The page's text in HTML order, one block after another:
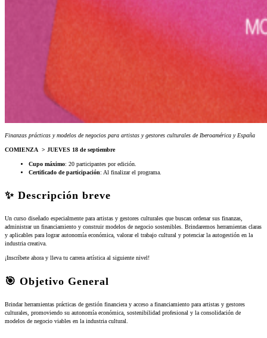
Finanzas prácticas y modelos de negocios para artistas y gestores culturales de Iberoamérica y España
COMIENZA > JUEVES 18 de septiembre
Cupo máximo: 20 participantes por edición.
Certificado de participación: Al finalizar el programa.
✨ Descripción breve
Un curso diseñado especialmente para artistas y gestores culturales que buscan ordenar sus finanzas,
administrar un financiamiento y construir modelos de negocio sostenibles. Brindaremos herramientas claras
y aplicables para lograr autonomía económica, valorar el trabajo cultural y potenciar la autogestión en la
industria creativa.
¡Inscríbete ahora y lleva tu carrera artística al siguiente nivel!
🎯 Objetivo General
Brindar herramientas prácticas de gestión financiera y acceso a financiamiento para artistas y gestores
culturales, promoviendo su autonomía económica, sostenibilidad profesional y la consolidación de
modelos de negocio viables en la industria cultural.